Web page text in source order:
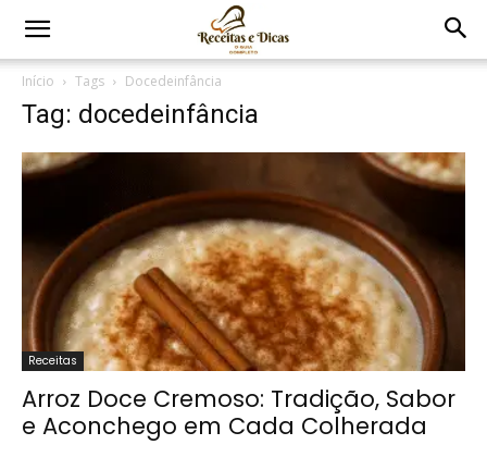
Início Tags Docedeinfância
Tag: docedeinfância
Receitas
Arroz Doce Cremoso: Tradição, Sabor
e Aconchego em Cada Colherada